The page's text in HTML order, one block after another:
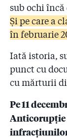
2.11
Pentru ce
de la
2.12
Coloneii
2.13
Ați
săptămîni
Gazetei,
sub ochi încă
Și pe care a
în februarie
Iată istoria,
punct cu
cu mărturii
Pe 11
Anticorupție